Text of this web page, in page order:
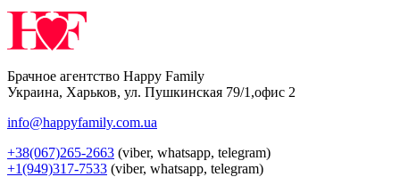
Брачное агентство Happy Family
Украина, Харьков, ул. Пушкинская 79/1,офис 2
info@happyfamily.com.ua
+38(067)265-2663 (viber, whatsapp, telegram)
+1(949)317-7533 (viber, whatsapp, telegram)